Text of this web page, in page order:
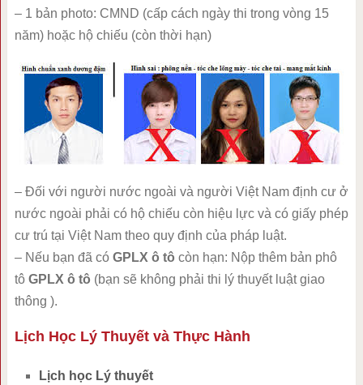
– 1 bản photo: CMND (cấp cách ngày thi trong vòng 15
năm) hoặc hộ chiếu (còn thời hạn)
– Đối với người nước ngoài và người Việt Nam định cư ở
nước ngoài phải có hộ chiếu còn hiệu lực và có giấy phép
cư trú tại Việt Nam theo quy định của pháp luật.
– Nếu bạn đã có GPLX ô tô còn hạn: Nộp thêm bản phô
tô GPLX ô tô (bạn sẽ không phải thi lý thuyết luật giao
thông ).
Lịch Học Lý Thuyết và Thực Hành
Lịch học Lý thuyết